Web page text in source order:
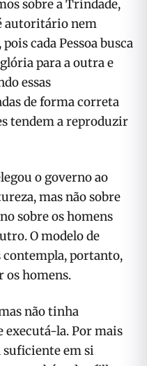
sobre a Trindade,
autoritário nem
cada Pessoa busca
para a outra e
essas
de forma correta
tendem a reproduzir
o governo ao
mas não sobre
sobre os homens
O modelo de
contempla, portanto,
os homens.
não tinha
executá-la. Por mais
suficiente em si